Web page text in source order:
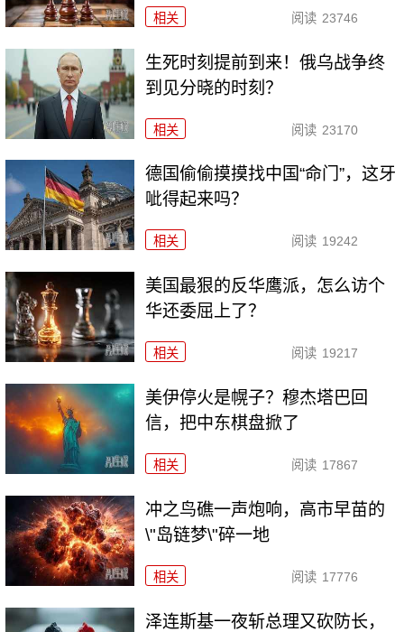
相关 阅读 23746
生死时刻提前到来！俄乌战争终
到见分晓的时刻？
相关 阅读 23170
德国偷偷摸摸找中国“命门”，这牙
呲得起来吗？
相关 阅读 19242
美国最狠的反华鹰派，怎么访个
华还委屈上了？
相关 阅读 19217
美伊停火是幌子？穆杰塔巴回
信，把中东棋盘掀了
相关 阅读 17867
冲之鸟礁一声炮响，高市早苗的
\"岛链梦\"碎一地
相关 阅读 17776
泽连斯基一夜斩总理又砍防长，